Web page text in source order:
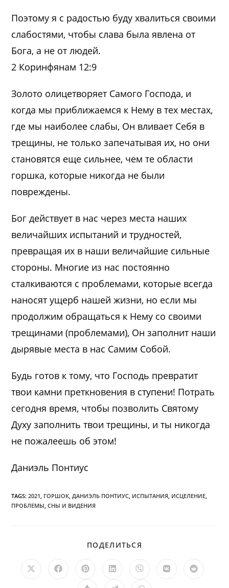
Поэтому я с радостью буду хвалиться своими
слабостями, чтобы слава была явлена от
Бога, а не от людей.
2 Коринфянам 12:9
Золото олицетворяет Самого Господа, и
когда мы приближаемся к Нему в тех местах,
где мы наиболее слабы, Он вливает Себя в
трещины, не только запечатывая их, но они
становятся еще сильнее, чем те области
горшка, которые никогда не были
повреждены.
Бог действует в нас через места наших
величайших испытаний и трудностей,
превращая их в наши величайшие сильные
стороны. Многие из нас постоянно
сталкиваются с проблемами, которые всегда
наносят ущерб нашей жизни, но если мы
продолжим обращаться к Нему со своими
трещинами (проблемами), Он заполнит наши
дырявые места в нас Самим Собой.
Будь готов к тому, что Господь превратит
твои камни преткновения в ступени! Потрать
сегодня время, чтобы позволить Святому
Духу заполнить твои трещины, и ты никогда
не пожалеешь об этом!
Даниэль Понтиус
TAGS:2021, ГОРШОК, ДАНИЭЛЬ ПОНТИУС, ИСПЫТАНИЯ, ИСЦЕЛЕНИЕ,
ПРОБЛЕМЫ, СНЫ И ВИДЕНИЯ
ПОДЕЛИТЬСЯ
Открывается
Открывается
Открывается
в
Открывается
в
Открывается
в
Открывается